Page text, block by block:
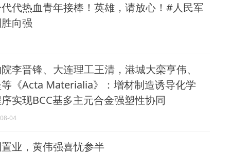
代热血青年接棒！英雄，请放心！#人民军
向强
李晋锋、大连理工王清，港城大栾亨伟、
《Acta Materialia》：增材制造诱导化学
实现BCC基多主元合金强塑性协同
04
业，黄伟强喜忧参半